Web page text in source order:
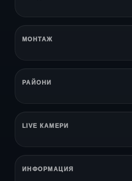
МОНТАЖ
РАЙОНИ
LIVE КАМЕРИ
ИНФОРМАЦИЯ